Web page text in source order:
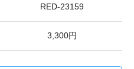
RED-23159
3,300円